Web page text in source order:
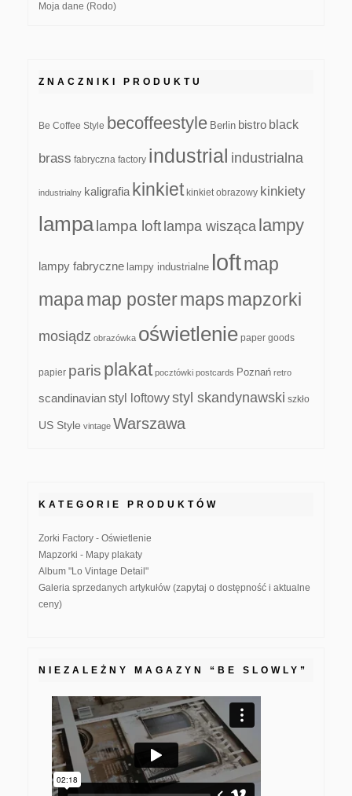
Moja dane (Rodo)
ZNACZNIKI PRODUKTU
Be Coffee Style becoffeestyle Berlin bistro black
brass fabryczna factory industrial industrialna
industrialny kaligrafia kinkiet kinkiet obrazowy kinkiety
lampa lampa loft lampa wisząca lampy
lampy fabryczne lampy industrialne loftmap
mapamap postermapsmapzorki
mosiądz obrazówka oświetlenie paper goods
papier paris plakat pocztówki postcards Poznań retro
scandinavianstyl loftowystyl skandynawski szkło
US Style vintage Warszawa
KATEGORIE PRODUKTÓW
Zorki Factory - Oświetlenie
Mapzorki - Mapy plakaty
Album "Lo Vintage Detail"
Galeria sprzedanych artykułów (zapytaj o dostępność i aktualne
ceny)
NIEZALEŻNY MAGAZYN “BE SLOWLY”